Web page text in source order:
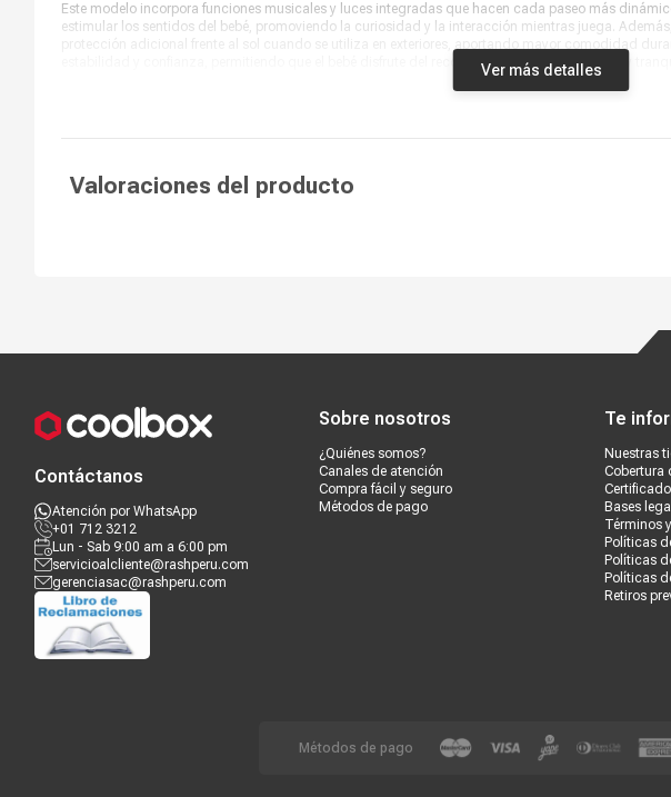
Este modelo incorpora funciones musicales y luces integradas que hacen cada paseo más
estimular los sentidos del bebé, promoviendo la curiosidad y la interacción mientras juega.
estabilidad y confianza, permitiendo que el bebé disfrute del recorrido con mayor seguridad y
La cuatrimoto Ebaby musical con luces y sombrilla es una excelente alternativa para padres que
Ver más detalles
Valoraciones del producto
Contáctanos
Atención por WhatsApp
+01 712 3212
Lun - Sab 9:00 am a 6:00 pm
servicioalcliente@rashperu.com
gerenciasac@rashperu.com
Sobre nosotros
¿Quiénes somos?
Canales de atención
Compra fácil y seguro
Métodos de pago
Te
Nuestras
Cobertura
Bases
Términos
Políticas
Políticas
Políticas
Retiros
Métodos de pago